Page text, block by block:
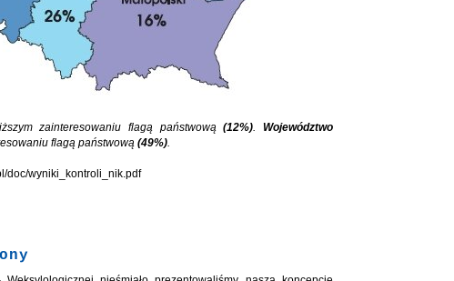
zainteresowaniu flagą państwową(12%).Województwo
flagą państwową (49%).
doc/wyniki_kontroli_nik.pdf